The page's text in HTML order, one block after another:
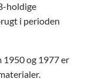
holdige
i perioden
1950 og 1977 er